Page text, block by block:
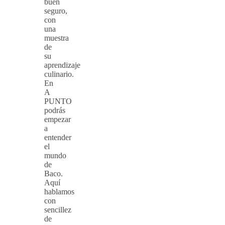
buen
seguro,
con
una
muestra
de
su
aprendizaje
culinario.
En
A
PUNTO
podrás
empezar
a
entender
el
mundo
de
Baco.
Aquí
hablamos
con
sencillez
de